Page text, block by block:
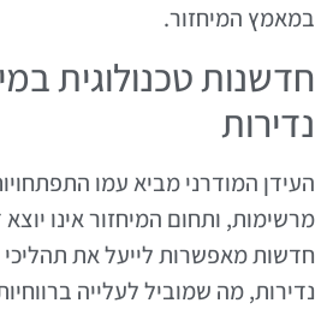
במאמץ המיחזור.
חדשנות טכנולוגית
נדירות
העידן המודרני מביא עמו
מרשימות, ותחום המיחזור אינו יוצא
חדשות מאפשרות לייעל את
נדירות, מה שמוביל לעלייה